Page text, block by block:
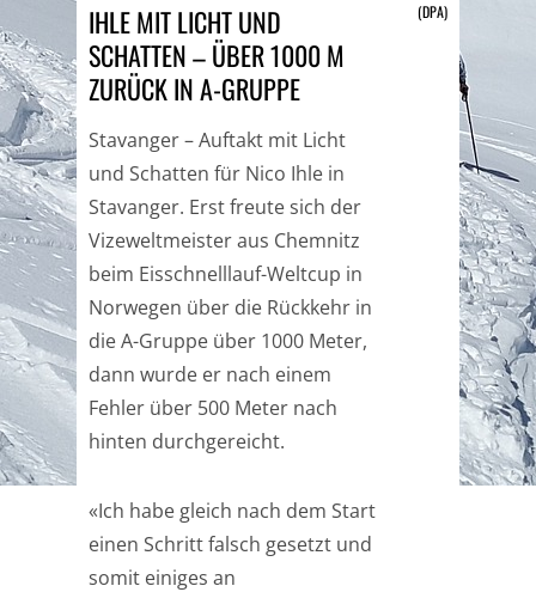
IHLE MIT LICHT UND
SCHATTEN – ÜBER 1000 M
ZURÜCK IN A-GRUPPE
(DPA)
Stavanger – Auftakt mit Licht
und Schatten für Nico Ihle in
Stavanger. Erst freute sich der
Vizeweltmeister aus Chemnitz
beim Eisschnelllauf-Weltcup in
Norwegen über die Rückkehr in
die A-Gruppe über 1000 Meter,
dann wurde er nach einem
Fehler über 500 Meter nach
hinten durchgereicht.
«Ich habe gleich nach dem Start
einen Schritt falsch gesetzt und
somit einiges an